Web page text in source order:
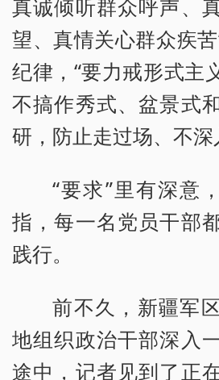
真诚倾听群众呼声、
望、真情关心群众疾
纪律，“要力戒形式主
不搞作秀式、盆景式
研，防止走过场、不深
“要求”里有深意
指，每一名党员干部
践行。
前不久，新疆军
地组织政治干部深入
途中，记者见到了正